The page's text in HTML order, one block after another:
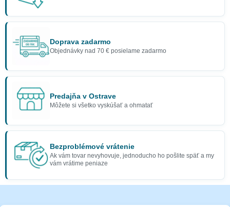
Doprava zadarmo
Objednávky nad 70 € posielame zadarmo
Predajňa v Ostrave
Môžete si všetko vyskúšať a ohmatať
Bezproblémové vrátenie
Ak vám tovar nevyhovuje, jednoducho ho pošlite späť a my
vám vrátime peniaze